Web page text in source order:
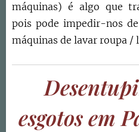
máquinas) é algo que
pois pode impedir-nos
máquinas de lavar roupa /
esgotos em